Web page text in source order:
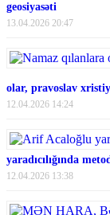
geosiyasəti
13.04.2026 20:47
olar, pravoslav
12.04.2026 14:24
yaradıcılığında
12.04.2026 13:38